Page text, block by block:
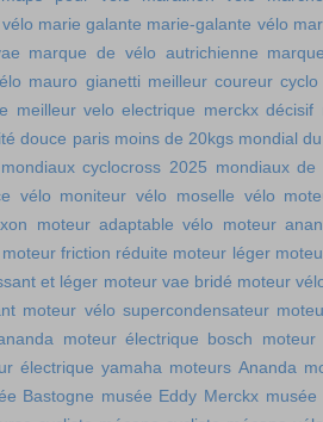
marie galante marie-galante vélo
marque de vélo autrichienne
mauro gianetti meilleur coureur
meilleur velo electrique merckx décisif
douce paris moins de 20kgs mondial
mondiaux cyclocross 2025 mondiaux de
vélo moniteur vélo moselle vélo
moteur adaptable vélo
moteur
moteur friction réduite moteur léger
et léger moteur vae bridé moteur
moteur vélo supercondensateur
moteur électrique bosch
moteur
électrique yamaha moteurs Ananda
Bastogne musée Eddy Merckx